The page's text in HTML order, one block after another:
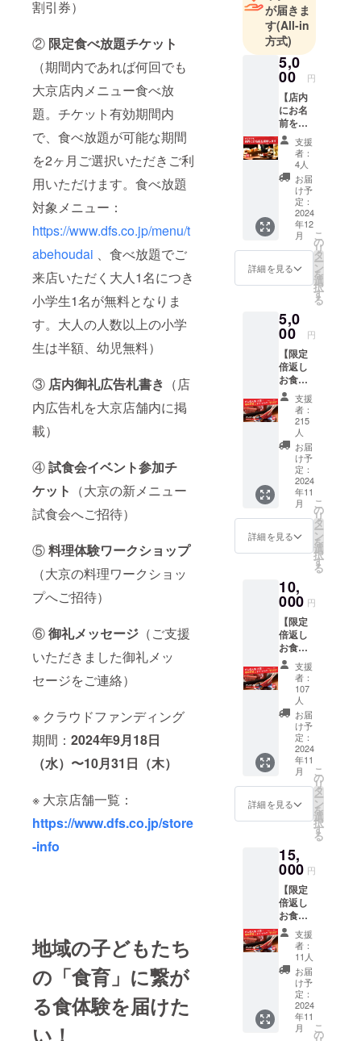
割引券）
② 限定食べ放題チケット
（期間内であれば何回でも
大京店内メニュー食べ放
題。チケット有効期間内
で、食べ放題が可能な期間
を2ヶ月ご選択いただきご利
用いただけます。食べ放題
対象メニュー：
https://www.dfs.co.jp/menu/t
abehoudai 、食べ放題でご
来店いただく大人1名につき
小学生1名が無料となりま
す。大人の人数以上の小学
生は半額、幼児無料）
③ 店内御礼広告札書き （店
内広告札を大京店舗内に掲
載）
④試食会イベント参加チ
ケット （大京の新メニュー
試食会へご招待）
⑤料理体験ワークショップ
（大京の料理ワークショッ
プへご招待）
⑥御礼メッセージ （ご支援
いただきました御礼メッ
セージをご連絡）
※ クラウドファンディング
期間： 2024年9月18日
（水）〜10月31日（木）
※ 大京店舗一覧：
https://www.dfs.co.jp/store
-info
地域の子どもたち
の「食育」に繋が
る食体験を届けた
い！
地域社会に
密着した経
営・店舗運
営の推進に
邁進してま
いりますの
で、引き続
き倍旧のご
愛顧・ご厚
情を賜りた
くお願い申
し上げま
が届きま
す(All-in
方式)
5,0
00 円
【店内
にお名
前を掲
示させ
て頂き
ます】1
口
5,000円
▼内容
・ご支
援いた
だいた
方のお
名前を
「大
（2025
年1月31
日ま
で） ・
運営メ
ンバー
からの
御礼
メッ
セージ
をご案
細 ・
「大京
酒々井
店」店
内にご
支援し
お名前
を掲示
します
・掲載
期間：
2024年
12月1日
から
2025年
1月31日
まで ・
掲載店
舗：す
しめん
処 大京
葉県印
旛郡
佐倉
145-1）
・「大
京」運
営メン
バーよ
り、気
持ちを
込めて
御礼
メッ
セージ
をお届
けしま
支援
者：
4人
お届
け予
定：
2024
年12
月
詳細を見る
こ
の
リ
タ
ー
ン
を
選
択
す
る
5,0
00 円
【限定
倍返し
お食事
割引チ
ケット
（1口
5,000
円）】1
口につ
10,000
円分の
飲食割
引券
（1,000
大京全
店で使
能、1会
計何枚
でも使
用可能
（飲食
代金
50%ま
で適
用）、
発行後
6ヶ月間
有効
「すし
大京」
「カラ
楽館」
「やき
にく大
京」全
店でご
利用い
ただけ
ます。
店舗一
覧：
https://
www.df
s.co.jp/
store-
支援
者：
215
人
お届
け予
定：
2024
年11
月
詳細を見る
こ
の
リ
タ
ー
ン
を
選
択
す
る
10,
000 円
【限定
倍返し
お食事
割引チ
ケット
（1口
10,000
円）】1
口につ
20,000
円分の
飲食割
引券
（1,000
大京全
店で使
能、1会
計何枚
でも使
用可能
（飲食
代金
50%ま
で適
用）、
発行後
6ヶ月間
有効
支援
者：
107
人
お届
け予
定：
2024
年11
月
詳細を見る
こ
の
リ
タ
ー
ン
を
選
択
す
る
15,
000 円
【限定
倍返し
お食事
チケッ
ト（1口
15,000
円）】1
口につ
30,000
円分の
飲食割
支援
者：
11人
お届
け予
定：
2024
年11
月
こ
の